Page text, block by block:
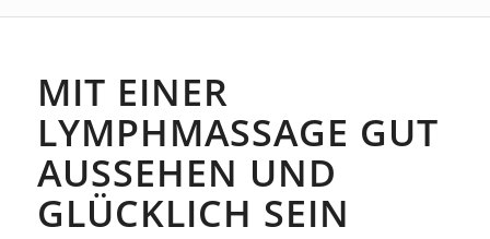
MIT EINER
LYMPHMASSAGE GUT
AUSSEHEN UND
GLÜCKLICH SEIN